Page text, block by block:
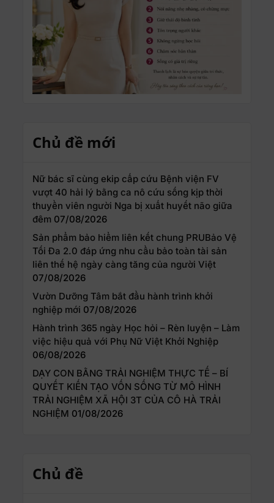
Chủ đề mới
Nữ bác sĩ cùng ekip cấp cứu Bệnh viện FV
vượt 40 hải lý bằng ca nô cứu sống kịp thời
thuyền viên người Nga bị xuất huyết não giữa
đêm 07/08/2026
Sản phẩm bảo hiểm liên kết chung PRUBảo Vệ
Tối Đa 2.0 đáp ứng nhu cầu bảo toàn tài sản
liên thế hệ ngày càng tăng của người Việt
07/08/2026
Vườn Dưỡng Tâm bắt đầu hành trình khởi
nghiệp mới 07/08/2026
Hành trình 365 ngày Học hỏi – Rèn luyện – Làm
việc hiệu quả với Phụ Nữ Việt Khởi Nghiệp
06/08/2026
DẠY CON BẰNG TRẢI NGHIỆM THỰC TẾ – BÍ
QUYẾT KIẾN TẠO VỐN SỐNG TỪ MÔ HÌNH
TRẢI NGHIỆM XÃ HỘI 3T CỦA CÔ HÀ TRẢI
NGHIỆM 01/08/2026
Chủ đề